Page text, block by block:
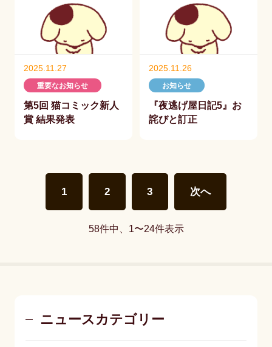
2025.11.27
重要なお知らせ
第5回 猫コミック新人
賞 結果発表
2025.11.26
お知らせ
『夜逃げ屋日記5』お
詫びと訂正
1 2 3 次へ
58件中、1〜24件表示
ニュースカテゴリー